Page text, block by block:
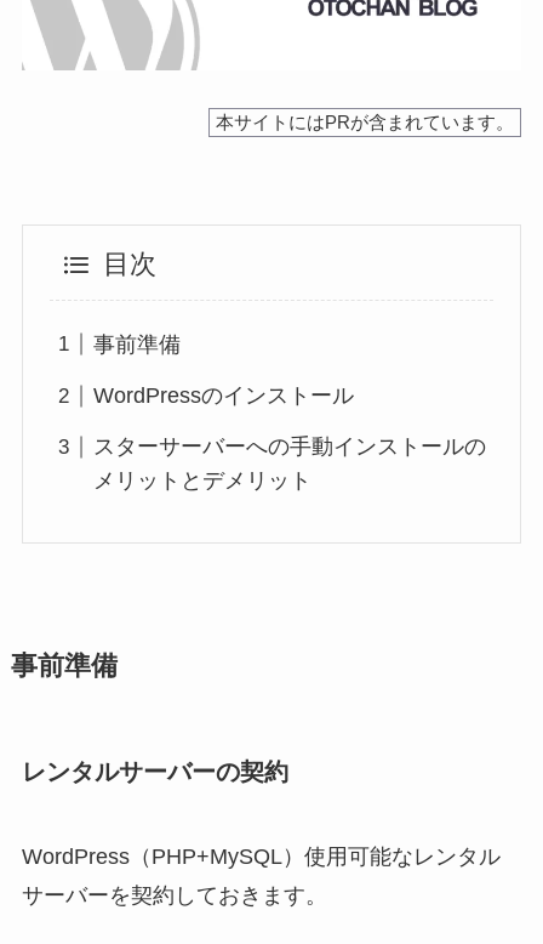
本サイトにはPRが含まれています。
目次
事前準備
WordPressのインストール
スターサーバーへの手動インストールの
メリットとデメリット
事前準備
レンタルサーバーの契約
WordPress（PHP+MySQL）使用可能なレンタル
サーバーを契約しておきます。